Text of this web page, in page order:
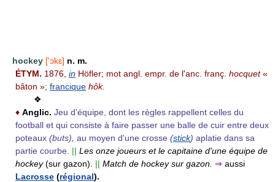
hockey ['ɔkɛ] n. m.
ÉTYM. 1876, in Höfler; mot angl. empr. de l'anc. franç. hocquet«
bâton »; francique hôk.
❖
♦ Anglic. Jeu d'équipe, dont les règles rappellent celles du
football et qui consiste à faire passer une balle de cuir entre deux
poteaux (buts), au moyen d'une crosse (stick) aplatie dans sa
partie courbe. || Les onze joueurs et le capitaine d'une équipe de
hockey(sur gazon). || Match de hockey sur gazon. ⇒ aussi
Lacrosse (régional).